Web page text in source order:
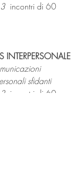
incontri di 60
INTERPERSONALE
sfidanti
incontri di 60